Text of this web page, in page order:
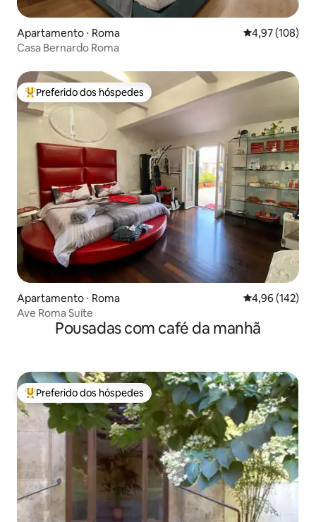
Apartamento ⋅ Roma 4,97 de uma
4,97 (108)
Casa Bernardo Roma
Entre os melhores preferidos dos hóspedes
Preferido dos hóspedes
Apartamento ⋅ Roma 4,96 de uma
4,96 (142)
Ave Roma Suíte
Pousadas com café da manhã
Entre os melhores preferidos dos hóspedes
Preferido dos hóspedes